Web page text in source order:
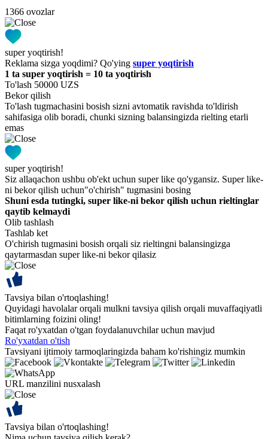
1366 ovozlar
super yoqtirish!
Reklama sizga yoqdimi? Qo'ying super yoqtirish
1 ta super yoqtirish = 10 ta yoqtirish
To'lash 50000 UZS
Bekor qilish
To'lash tugmachasini bosish sizni avtomatik ravishda to'ldirish
sahifasiga olib boradi, chunki sizning balansingizda rielting etarli
emas
super yoqtirish!
Siz allaqachon ushbu ob'ekt uchun super like qo'ygansiz. Super like-
ni bekor qilish uchun"o'chirish" tugmasini bosing
Shuni esda tutingki, super like-ni bekor qilish uchun rieltinglar
qaytib kelmaydi
Olib tashlash
Tashlab ket
O'chirish tugmasini bosish orqali siz rieltingni balansingizga
qaytarmasdan super like-ni bekor qilasiz
Tavsiya bilan o'rtoqlashing!
Quyidagi havolalar orqali mulkni tavsiya qilish orqali muvaffaqiyatli
bitimlarning foizini oling!
Faqat ro'yxatdan o'tgan foydalanuvchilar uchun mavjud
Ro'yxatdan o'tish
Tavsiyani ijtimoiy tarmoqlaringizda baham ko'rishingiz mumkin
URL manzilini nusxalash
Tavsiya bilan o'rtoqlashing!